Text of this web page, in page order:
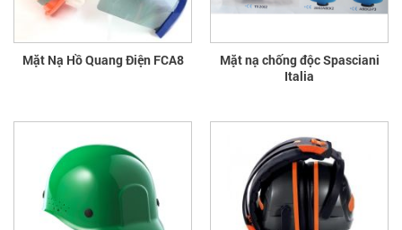
Mặt Nạ Hồ Quang Điện FCA8
Mặt nạ chống độc Spasciani
Italia